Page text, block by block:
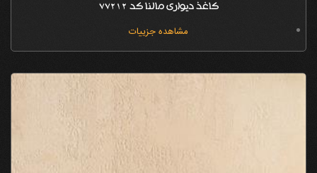
کاغذ دیواری مالنا کد 77212
مشاهده جزییات